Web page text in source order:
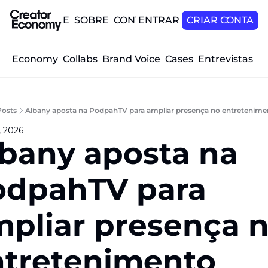
HOME SOBRE CONTATOENTRAR CRIAR CONTA
Economy Collabs Brand Voice Cases Entrevistas
Albany aposta na PodpahTV para ampliar presença no
2026
aposta na
para
presença